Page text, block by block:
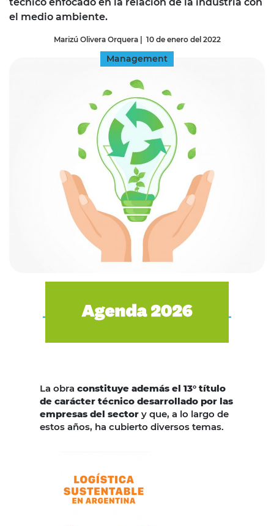
el medio ambiente.
Marizú Olivera Orquera| 10 de enero del 2022
Management
La obra constituye además el 13° título
de carácter técnico desarrollado por las
empresas del sector y que, a lo largo de
estos años, ha cubierto diversos temas.